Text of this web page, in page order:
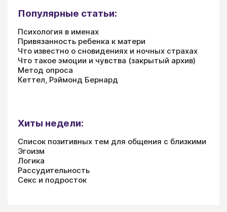
Популярные статьи:
Психология в именах
Привязанность ребенка к матери
Что известно о сновидениях и ночных страхах
Что такое эмоции и чувства (закрытый архив)
Метод опроса
Кеттел, Рэймонд Бернард
Хиты недели:
Список позитивных тем для общения с близкими
Эгоизм
Логика
Рассудительность
Секс и подросток